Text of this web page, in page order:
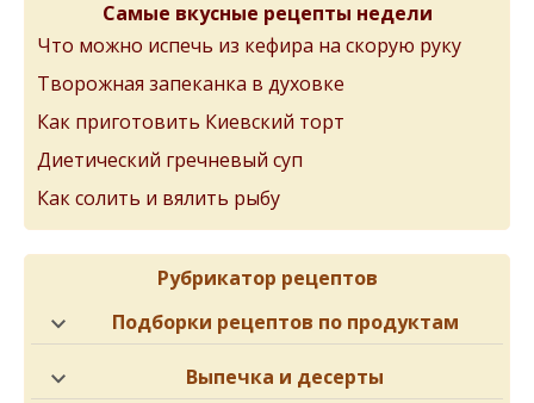
Самые вкусные рецепты недели
Что можно испечь из кефира на скорую руку
Творожная запеканка в духовке
Как приготовить Киевский торт
Диетический гречневый суп
Как солить и вялить рыбу
Рубрикатор рецептов
Подборки рецептов по продуктам
Выпечка и десерты